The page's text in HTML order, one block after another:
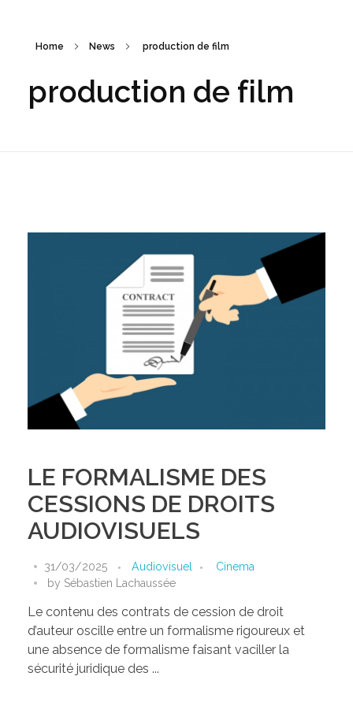
Home News production de film
production de film
LE FORMALISME DES
CESSIONS DE DROITS
AUDIOVISUELS
31/03/2025 Audiovisuel
Cinema
by Sébastien Lachaussée
Le contenu des contrats de cession de droit
d’auteur oscille entre un formalisme rigoureux et
une absence de formalisme faisant vaciller la
sécurité juridique des ...